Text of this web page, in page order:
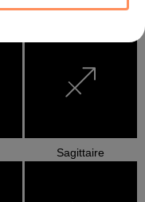
Sagittaire